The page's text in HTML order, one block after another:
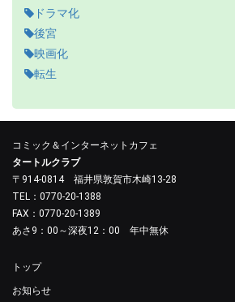
ドラマ化
後宮
映画化
転生
コミック＆インターネットカフェ
タートルクラブ
〒914-0814 福井県敦賀市木崎13-28
TEL：0770-20-1388
FAX：0770-20-1389
あさ9：00～深夜12：00 年中無休
トップ
お知らせ